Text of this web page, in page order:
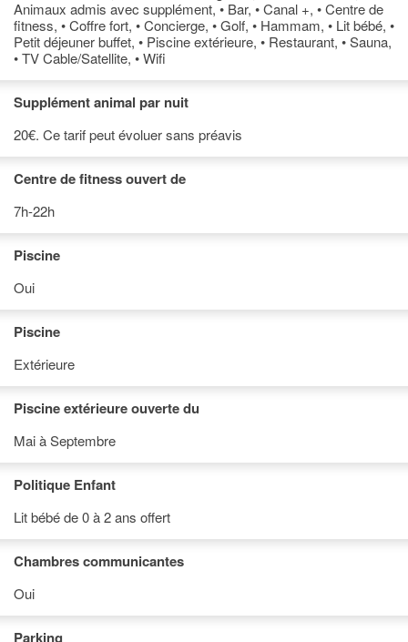
Animaux admis avec supplément, • Bar, • Canal +, • Centre de
fitness, • Coffre fort, • Concierge, • Golf, • Hammam, • Lit bébé, •
Petit déjeuner buffet, • Piscine extérieure, • Restaurant, • Sauna,
• TV Cable/Satellite, • Wifi
Supplément animal par nuit
20€. Ce tarif peut évoluer sans préavis
Centre de fitness ouvert de
7h-22h
Piscine
Oui
Piscine
Extérieure
Piscine extérieure ouverte du
Mai à Septembre
Politique Enfant
Lit bébé de 0 à 2 ans offert
Chambres communicantes
Oui
Parking